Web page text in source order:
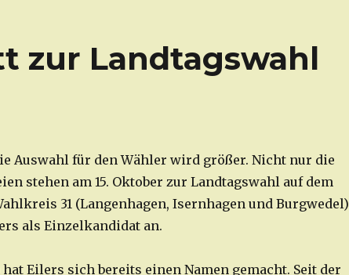
zur Landtagswahl
Auswahl für den Wähler wird größer. Nicht nur die
stehen am 15. Oktober zur Landtagswahl auf dem
31 (Langenhagen, Isernhagen und Burgwedel)
als Einzelkandidat an.
Eilers sich bereits einen Namen gemacht. Seit der